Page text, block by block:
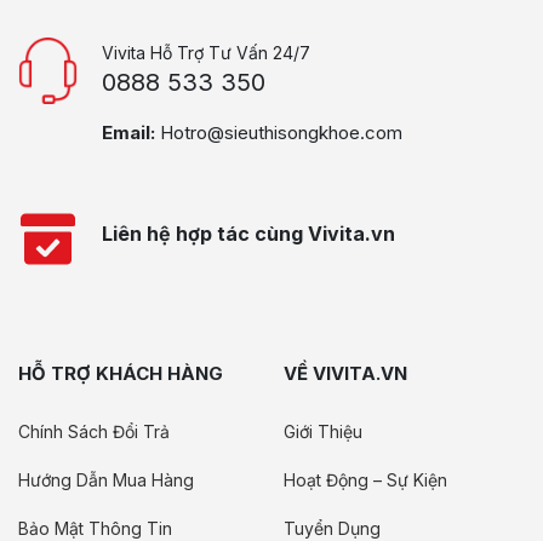
Vivita Hỗ Trợ Tư Vấn 24/7
0888 533 350
Email: Hotro@sieuthisongkhoe.com
Liên hệ hợp tác cùng Vivita.vn
HỖ TRỢ KHÁCH HÀNG
Chính Sách Đổi Trả
Hướng Dẫn Mua Hàng
Bảo Mật Thông Tin
VỀ VIVITA.VN
Giới Thiệu
Hoạt Động – Sự Kiện
Tuyển Dụng